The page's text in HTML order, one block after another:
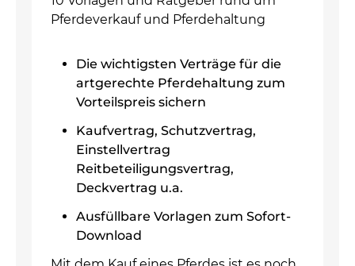
Pferdeverkauf und Pferdehaltung
Die wichtigsten Verträge für die
artgerechte Pferdehaltung zum
Vorteilspreis sichern
Kaufvertrag, Schutzvertrag,
Einstellvertrag
Reitbeteiligungsvertrag,
Deckvertrag u.a.
Ausfüllbare Vorlagen zum Sofort-
Download